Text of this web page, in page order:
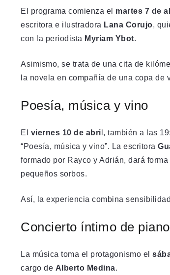
El programa comienza el martes 7 de
escritora e ilustradora Lana Corujo,
con la periodista Myriam Ybot.
Asimismo, se trata de una cita de
la novela en compañía de una copa
Poesía, música y vino
El viernes 10 de abri l, también a las
“Poesía, música y vino”. La escritora
formado por Rayco y Adrián, dará
pequeños sorbos.
Así, la experiencia combina
Concierto íntimo de piano
La música toma el protagonismo el
cargo de Alberto Medina.